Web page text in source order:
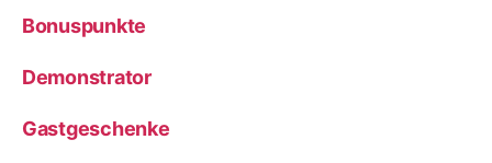
Bonuspunkte
Demonstrator
Gastgeschenke